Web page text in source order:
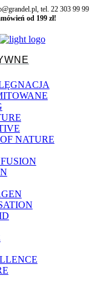
tel. 22 303 99 99
od 199 zł!
NATURE